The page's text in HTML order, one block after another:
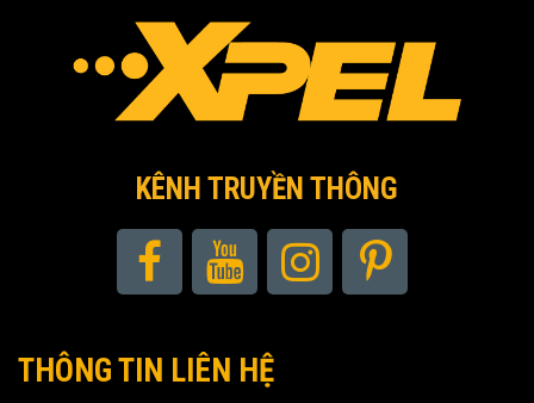
KÊNH TRUYỀN THÔNG
THÔNG TIN LIÊN HỆ